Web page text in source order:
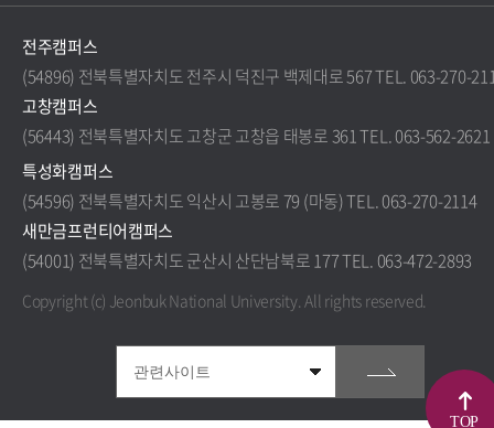
전주캠퍼스
(54896) 전북특별자치도 전주시 덕진구 백제대로 567 TEL. 063-270-
고창캠퍼스
(56443) 전북특별자치도 고창군 고창읍 태봉로 361 TEL. 063-562-2621
특성화캠퍼스
(54596) 전북특별자치도 익산시 고봉로 79 (마동) TEL. 063-270-2114
새만금프런티어캠퍼스
(54001) 전북특별자치도 군산시 산단남북로 177 TEL. 063-472-2893
Copyright (c) Jeonbuk National University.All rights reserved.
TOP